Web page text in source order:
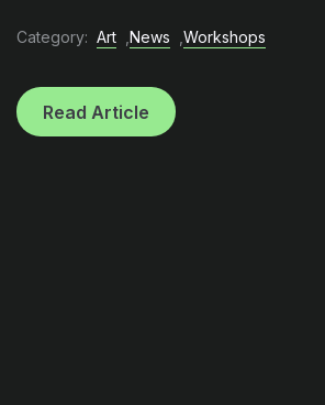
Category: Art News Workshops
Read Article